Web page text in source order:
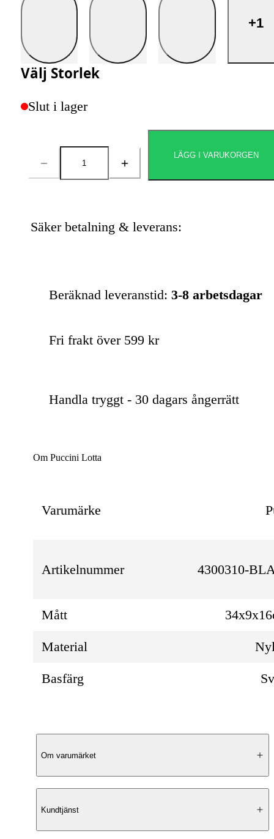
+1
Välj Storlek
Slut i lager
Antal
LÄGG I VARUKORGEN
Säker betalning & leverans:
Beräknad leveranstid: 3-8 arbetsdagar
Fri frakt över 599 kr
Handla tryggt - 30 dagars ångerrätt
Om Puccini Lotta
Varumärke
Artikelnummer 4300310-
Mått
Material
Basfärg
Produktbeskrivning
Modern elegans
Om varumärket
Kundtjänst